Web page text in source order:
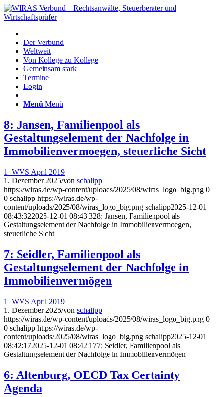
Der Verbund
Weltweit
Von Kollege zu Kollege
Gemeinsam stark
Termine
Login
Menü Menü
8: Jansen, Familienpool als
Gestaltungselement der Nachfolge in
Immobilienvermoegen, steuerliche Sicht
1_WVS April 2019
1. Dezember 2025/von schalipp
https://wiras.de/wp-content/uploads/2025/08/wiras_logo_big.png 0
0 schalipp https://wiras.de/wp-
content/uploads/2025/08/wiras_logo_big.png schalipp2025-12-01
08:43:322025-12-01 08:43:328: Jansen, Familienpool als
Gestaltungselement der Nachfolge in Immobilienvermoegen,
steuerliche Sicht
7: Seidler, Familienpool als
Gestaltungselement der Nachfolge in
Immobilienvermögen
1_WVS April 2019
1. Dezember 2025/von schalipp
https://wiras.de/wp-content/uploads/2025/08/wiras_logo_big.png 0
0 schalipp https://wiras.de/wp-
content/uploads/2025/08/wiras_logo_big.png schalipp2025-12-01
08:42:172025-12-01 08:42:177: Seidler, Familienpool als
Gestaltungselement der Nachfolge in Immobilienvermögen
6: Altenburg, OECD Tax Certainty
Agenda